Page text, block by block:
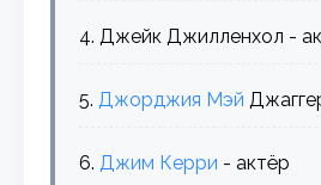
4. Джейк Джилленхол -
5.Джорджия Мэй
6.Джим Керри - актёр